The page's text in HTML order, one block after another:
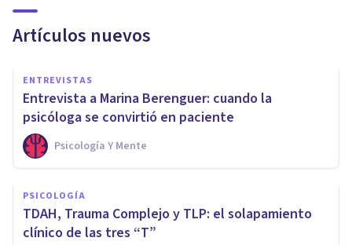
Artículos nuevos
ENTREVISTAS
Entrevista a Marina Berenguer: cuando la
psicóloga se convirtió en paciente
Psicología Y Mente
PSICOLOGÍA
TDAH, Trauma Complejo y TLP: el solapamiento
clínico de las tres “T”